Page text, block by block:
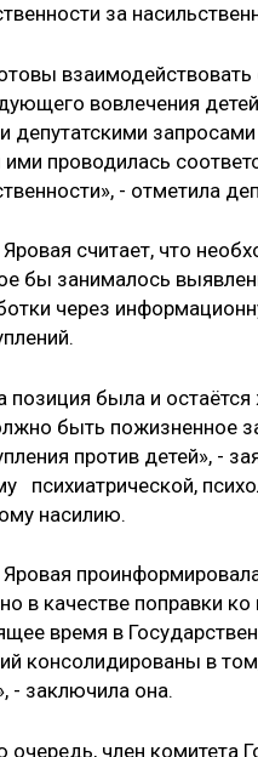
за
вовлечения
депутатскими
проводилась
- отметила
считает, что
бы занималось
через
позиция была и
быть пожизненное
против детей», -
психиатрической,
насилию.
в качестве поправки
время в
консолидированы в
- заключила она.
очередь, член комитета